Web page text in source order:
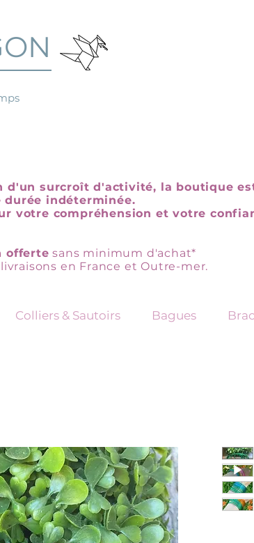
d'un surcroît d'activité, la boutique
durée indéterminée.
votre compréhension et votre
offerte sans minimum d'achat*
en France et Outre-mer.
Colliers & Sautoirs Bagues